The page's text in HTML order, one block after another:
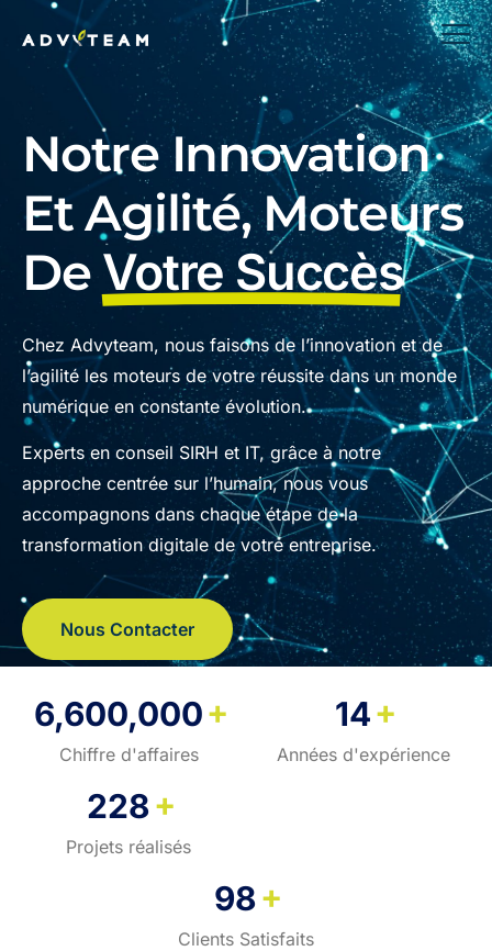
Notre Innovation
Et Agilité, Moteurs
De Votre Succès
Chez Advyteam, nous faisons de l’innovation et de
l’agilité les moteurs de votre réussite dans un monde
numérique en constante évolution.
Experts en conseil SIRH et IT, grâce à notre
approche centrée sur l’humain, nous vous
accompagnons dans chaque étape de la
transformation digitale de votre entreprise.
Nous Contacter
6,600,000+
Chiffre d'affaires
14+
Années d'expérience
228+
Projets réalisés
98+
Clients Satisfaits